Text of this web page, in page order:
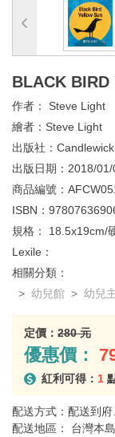
BLACK BIRD
作者： Steve Light
繪者： Steve Light
出版社： Candlewick
出版日期： 2018/01/
商品編號：
ISBN：
規格： 18.5x19cm/
Lexile：
相關分類：
幼兒館
幼兒
定價： 280 元
優惠價：
紅利可得： 1
配送方式：配送到
配送地區： 台灣本